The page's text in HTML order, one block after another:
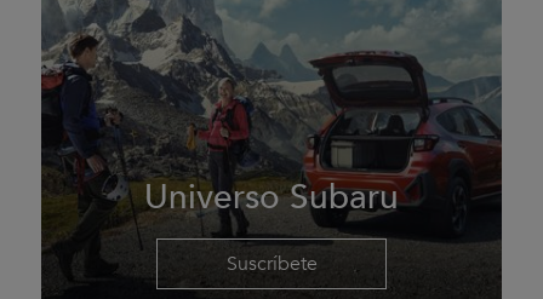
Universo Subaru
Suscríbete